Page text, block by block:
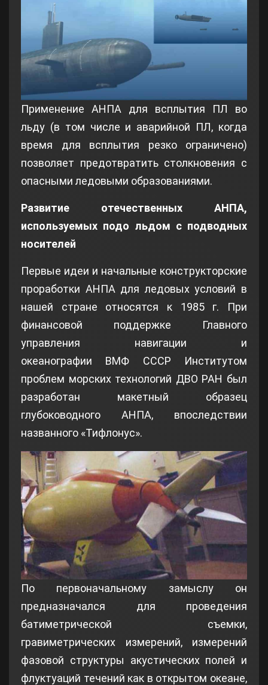
Применение АНПА для всплытия ПЛ во
льду (в том числе и аварийной ПЛ, когда
время для всплытия резко ограничено)
позволяет предотвратить столкновения с
опасными ледовыми образованиями.
Развитие отечественных АНПА,
используемых подо льдом с подводных
носителей
Первые идеи и начальные конструкторские
проработки АНПА для ледовых условий в
нашей стране относятся к 1985 г. При
финансовой поддержке Главного
управления навигации и
океанографии ВМФ СССР Институтом
проблем морских технологий ДВО РАН был
разработан макетный образец
глубоководного АНПА, впоследствии
названного «Тифлонус».
По первоначальному замыслу он
предназначался для проведения
батиметрической съемки,
гравиметрических измерений, измерений
фазовой структуры акустических полей и
флуктуаций течений как в открытом океане,